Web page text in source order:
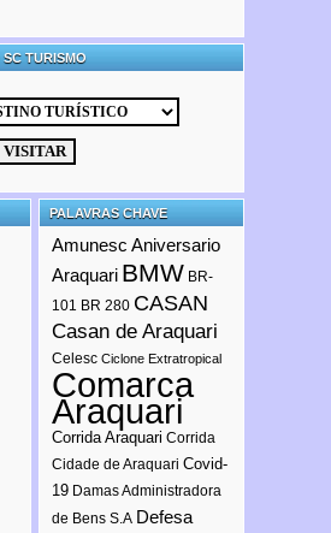
TURISMO
PALAVRAS CHAVE
Amunesc Aniversario
Araquari BMW BR-
101 BR 280 CASAN
Casan de Araquari
Celesc Ciclone Extratropical
Comarca
Araquari
Corrida Araquari Corrida
Cidade de Araquari Covid-
19 Damas Administradora
de Bens S.A Defesa